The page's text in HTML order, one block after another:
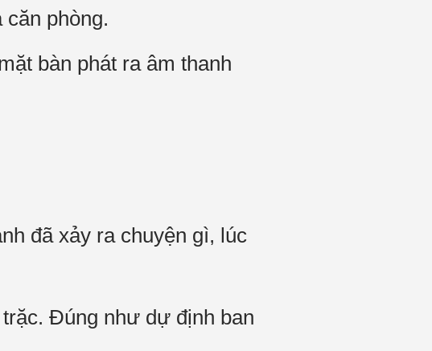
phòng.
bàn phát ra âm thanh
đã xảy ra chuyện gì, lúc
Đúng như dự định ban